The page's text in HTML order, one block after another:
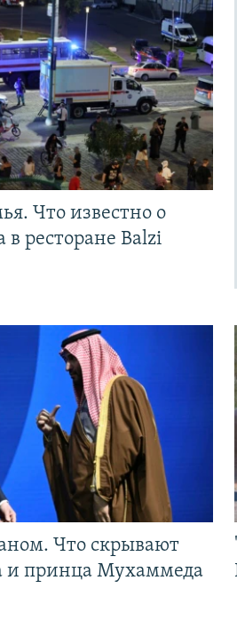
Что известно о
в ресторане Balzi
Что скрывают
и принца Мухаммеда